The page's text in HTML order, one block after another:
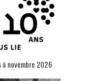
à novembre 2026